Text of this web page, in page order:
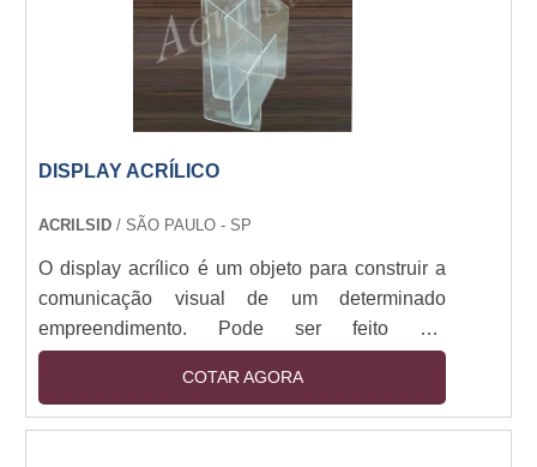
DISPLAY ACRÍLICO
ACRILSID / SÃO PAULO - SP
O display acrílico é um objeto para construir a
comunicação visual de um determinado
empreendimento. Pode ser feito em
adesivagem, impressão UV, serigrafia ou
impressão a laser. Esse objeto é eficiente para
anúncios publicitários de qualidade, e estão
COTAR AGORA